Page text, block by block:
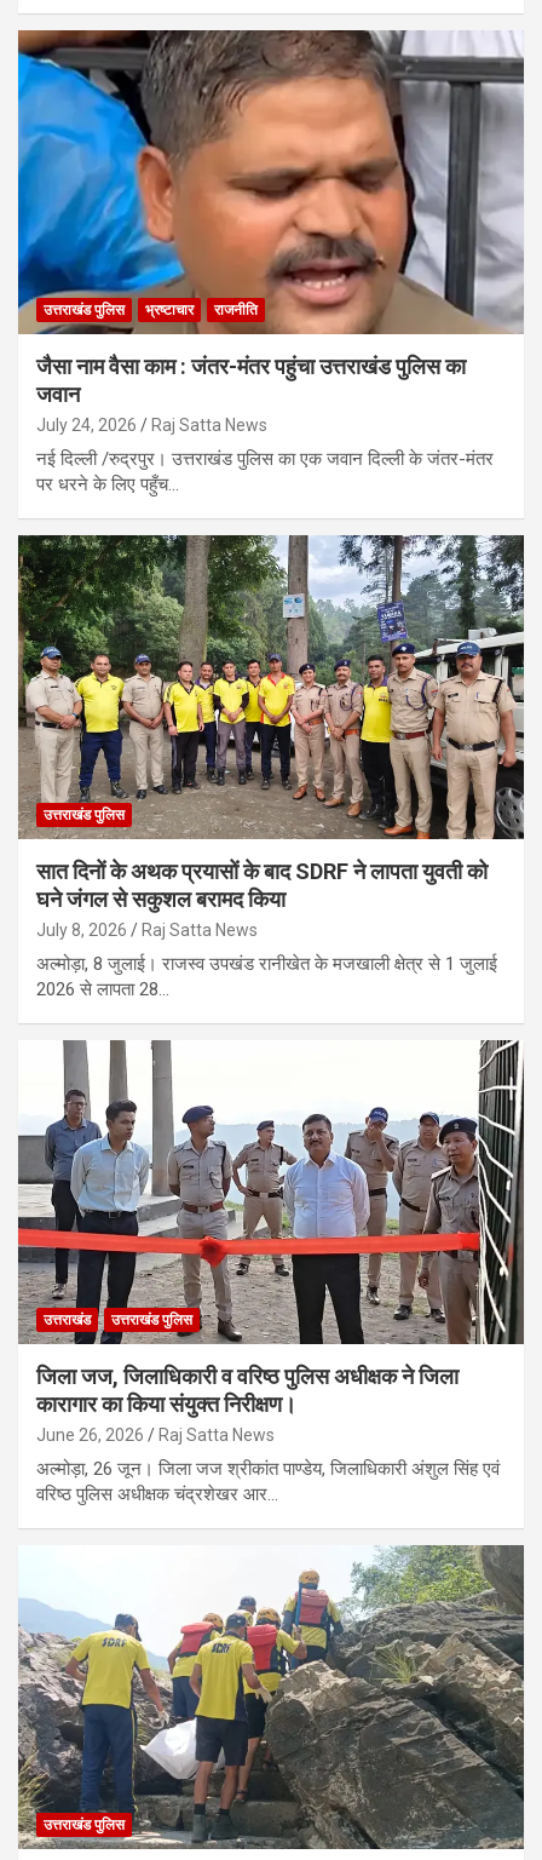
उत्तराखंड पुलिस भ्रष्टाचार राजनीति
जैसा नाम वैसा काम : जंतर-मंतर पहुंचा उत्तराखंड पुलिस का
जवान
July 24, 2026 Raj Satta News
नई दिल्ली /रुद्रपुर। उत्तराखंड पुलिस का एक जवान दिल्ली के जंतर-मंतर
पर धरने के लिए पहुँच…
उत्तराखंड पुलिस
सात दिनों के अथक प्रयासों के बाद SDRF ने लापता युवती को
घने जंगल से सकुशल बरामद किया
July 8, 2026 Raj Satta News
अल्मोड़ा, 8 जुलाई। राजस्व उपखंड रानीखेत के मजखाली क्षेत्र से 1 जुलाई
2026 से लापता 28…
उत्तराखंड उत्तराखंड पुलिस
जिला जज, जिलाधिकारी व वरिष्ठ पुलिस अधीक्षक ने जिला
कारागार का किया संयुक्त निरीक्षण।
June 26, 2026 Raj Satta News
अल्मोड़ा, 26 जून। जिला जज श्रीकांत पाण्डेय, जिलाधिकारी अंशुल सिंह एवं
वरिष्ठ पुलिस अधीक्षक चंद्रशेखर आर…
उत्तराखंड पुलिस